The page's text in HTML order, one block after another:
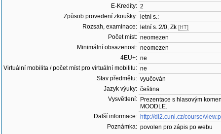
E-Kredity: 2
Způsob provedení zkoušky:
letní s.:
Rozsah, examinace:
letní s.:2/0, Zk [HT]
Počet míst: neomezen
Minimální obsazenost: neomezen
4EU+: ne
Virtuální mobilita / počet míst pro virtuální mobilitu: ne
Stav předmětu: vyučován
Jazyk výuky: čeština
Vysvětlení: Prezentace s hlasovým
MOODLE.
Další informace: http://dl2.cuni.cz/course/
Poznámka: povolen pro zápis po webu